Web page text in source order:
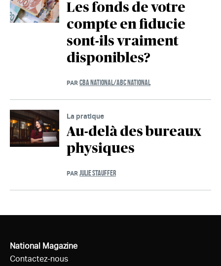
Les fonds de votre
compte en fiducie
sont-ils vraiment
disponibles?
PAR CBA NATIONAL/ABC NATIONAL
La pratique
Au-delà des bureaux
physiques
PAR JULIE STAUFFER
National Magazine
Contactez-nous